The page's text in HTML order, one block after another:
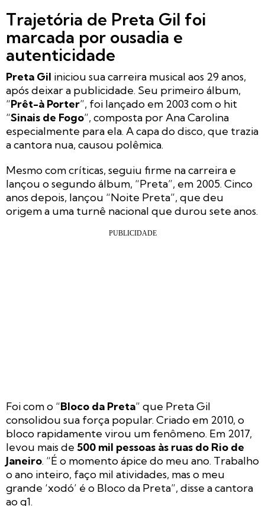
Trajetória de Preta Gil foi
marcada por ousadia e
autenticidade
Preta Gil iniciou sua carreira musical aos 29 anos,
após deixar a publicidade. Seu primeiro álbum,
“Prêt-à Porter”, foi lançado em 2003 com o hit
“Sinais de Fogo”, composta por Ana Carolina
especialmente para ela. A capa do disco, que trazia
a cantora nua, causou polêmica.
Mesmo com críticas, seguiu firme na carreira e
lançou o segundo álbum, “Preta”, em 2005. Cinco
anos depois, lançou “Noite Preta”, que deu
origem a uma turnê nacional que durou sete anos.
Foi com o “Bloco da Preta” que Preta Gil
consolidou sua força popular. Criado em 2010, o
bloco rapidamente virou um fenômeno. Em 2017,
levou mais de 500 mil pessoas às ruas do Rio de
Janeiro. “É o momento ápice do meu ano. Trabalho
o ano inteiro, faço mil atividades, mas o meu
grande ‘xodó’ é o Bloco da Preta”, disse a cantora
ao g1.